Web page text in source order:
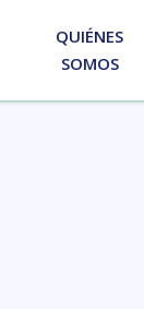
QUIÉNES
SOMOS